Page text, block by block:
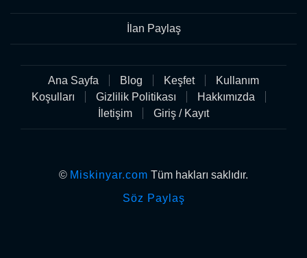
İlan Paylaş
Ana Sayfa Blog Keşfet
Kullanım
Koşulları
Gizlilik Politikası
Hakkımızda
İletişim
Giriş / Kayıt
© Miskinyar.com Tüm hakları saklıdır.
Söz Paylaş